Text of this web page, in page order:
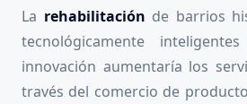
La rehabilitación de barrios
tecnológicamente
innovación aumentaría los
través del comercio de